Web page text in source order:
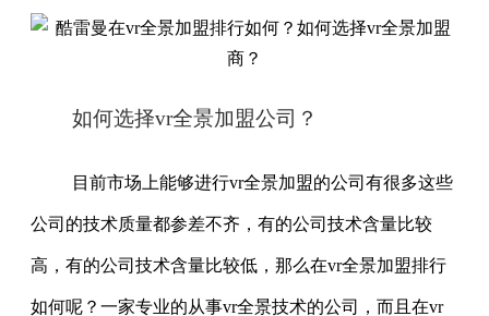
如何选择vr全景加盟公司？
目前市场上能够进行vr全景加盟的公司有很多这些
公司的技术质量都参差不齐，有的公司技术含量比较
高，有的公司技术含量比较低，那么在vr全景加盟排行
如何呢？一家专业的从事vr全景技术的公司，而且在vr